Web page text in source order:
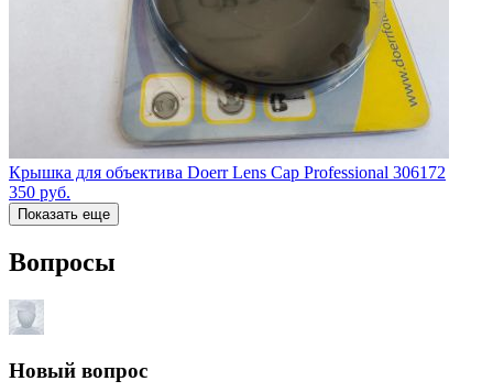
Крышка для объектива Doerr Lens Cap Professional 306172
350 руб.
Показать еще
Вопросы
Новый вопрос